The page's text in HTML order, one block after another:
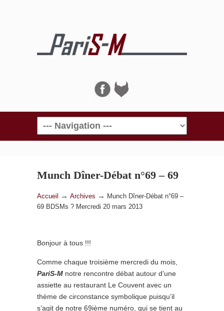
Navigation
Munch Dîner-Débat n°69 – 69
BDSMs ? Mercredi 20 mars
Accueil → Archives →
Munch Dîner-Débat n°69 –
69 BDSMs ? Mercredi 20 mars 2013
Bonjour à tous !!!
Comme chaque troisième mercredi du mois,
PariS-M notre rencontre débat autour d’une
assiette au restaurant Le Couvent avec un
thème de circonstance symbolique puisqu’il
s’agit de notre 69ième numéro, qui se tient au